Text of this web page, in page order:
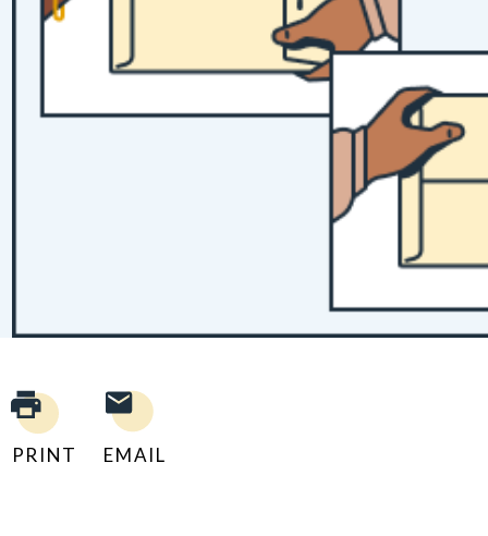
PRINT EMAIL